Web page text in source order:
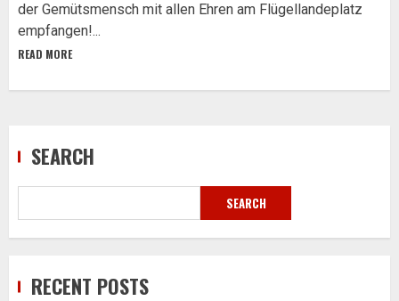
der Gemütsmensch mit allen Ehren am Flügellandeplatz
empfangen!...
READ MORE
SEARCH
SEARCH
RECENT POSTS